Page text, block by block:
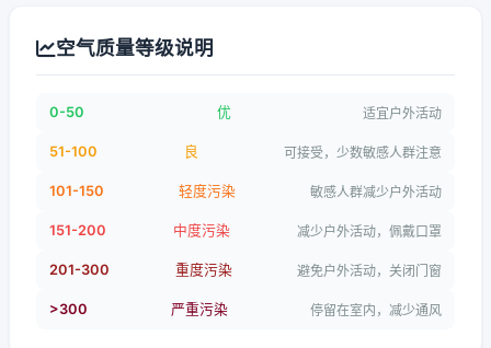
空气质量等级说明
0-50 优 适宜户外活动
51-100 良 可接受，少数敏感人群注意
101-150 轻度污染 敏感人群减少户外活动
151-200 中度污染 减少户外活动，佩戴口罩
201-300 重度污染 避免户外活动，关闭门窗
>300 严重污染 停留在室内，减少通风